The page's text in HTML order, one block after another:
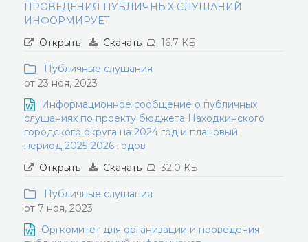
ПРОВЕДЕНИЯ ПУБЛИЧНЫХ СЛУШАНИЙ
ИНФОРМИРУЕТ
Открыть
Скачать 16.7 КБ
Публичные слушания
от 23 ноя, 2023
Информационное сообщение о публичных
слушаниях по проекту бюджета Находкинского
городского округа на 2024 год и плановый
период 2025-2026 годов
Открыть
Скачать 32.0 КБ
Публичные слушания
от 7 ноя, 2023
Оргкомитет для организации и проведения